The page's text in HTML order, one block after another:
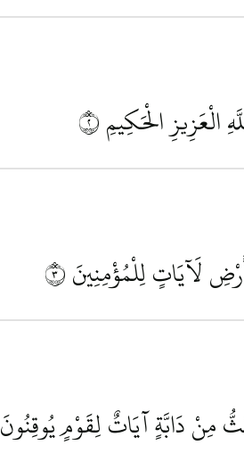
الْعَزِيزِ الْحَكِيمِ٢
لَآيَاتٍ لِلْمُؤْمِنِينَ٣
دَابَّةٍ آيَاتٌ لِقَوْمٍ يُوقِنُونَ